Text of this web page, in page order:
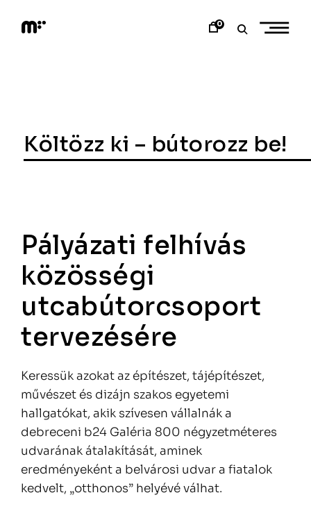
content
0
Költözz ki – bútorozz be!
Pályázati felhívás
közösségi
utcabútorcsoport
tervezésére
Keressük azokat az építészet, tájépítészet,
művészet és dizájn szakos egyetemi
hallgatókat, akik szívesen vállalnák a
debreceni b24 Galéria 800 négyzetméteres
udvarának átalakítását, aminek
eredményeként a belvárosi udvar a fiatalok
kedvelt, „otthonos” helyévé válhat.